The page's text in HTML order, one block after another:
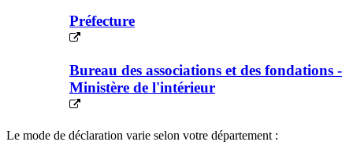
Préfecture
Bureau des associations et des fondations -
Ministère de l'intérieur
Le mode de déclaration varie selon votre département :